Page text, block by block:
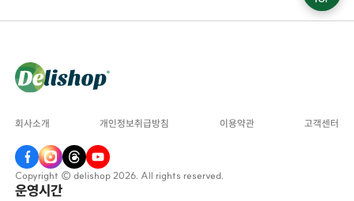
회사소개 개인정보취급방침 이용약관 고객센터
Copyright © delishop 2026. All rights reserved.
운영시간